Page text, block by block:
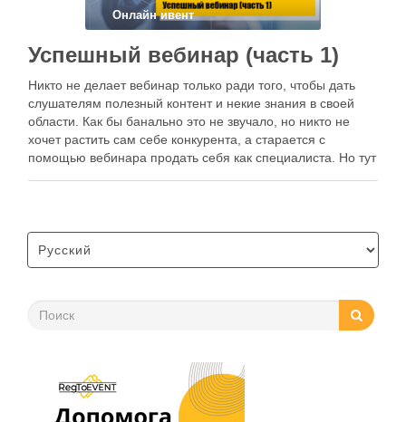
Онлайн ивент
Успешный вебинар (часть 1)
Никто не делает вебинар только ради того, чтобы дать
слушателям полезный контент и некие знания в своей
области. Как бы банально это не звучало, но никто не
хочет растить сам себе конкурента, а старается с
помощью вебинара продать себя как специалиста. Но тут